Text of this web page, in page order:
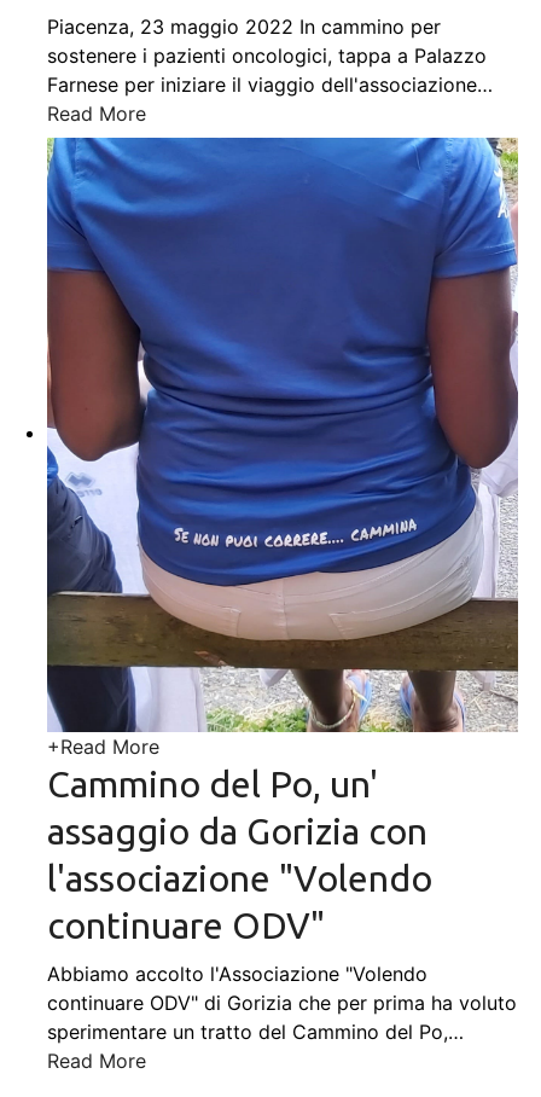
Piacenza, 23 maggio 2022 In cammino per
sostenere i pazienti oncologici, tappa a Palazzo
Farnese per iniziare il viaggio dell'associazione…
Read More
+Read More
Cammino del Po, un'
assaggio da Gorizia con
l'associazione "Volendo
continuare ODV"
Abbiamo accolto l'Associazione "Volendo
continuare ODV" di Gorizia che per prima ha voluto
sperimentare un tratto del Cammino del Po,…
Read More